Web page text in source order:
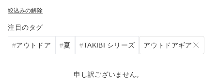
絞込みの解除
注目のタグ
アウトドア 夏 TAKIBI シリーズ アウトドアギア
申し訳ございません。